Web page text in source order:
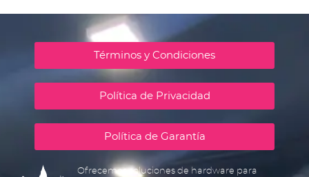
Términos y Condiciones
Política de Privacidad
Política de Garantía
Ofrecemos soluciones de hardware para